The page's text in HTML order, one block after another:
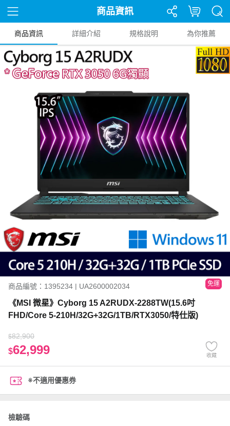
商品資訊
商品資訊 詳細介紹 規格說明 為你推薦
商品編號：1395234 | UA2600002034 免運
《MSI 微星》Cyborg 15 A2RUDX-2288TW(15.6吋
FHD/Core 5-210H/32G+32G/1TB/RTX3050/特仕版)
$82,900
$62,999 收藏
※不適用優惠券
檢驗碼